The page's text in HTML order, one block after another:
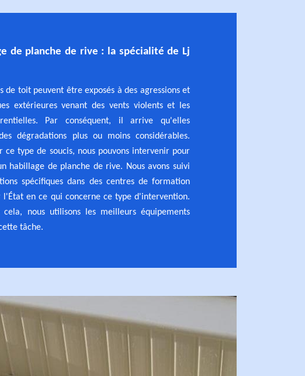
de planche de rive : la spécialité de Lj
de toit peuvent être exposés à des agressions et
extérieures venant des vents violents et les
Par conséquent, il arrive qu'elles
dégradations plus ou moins considérables.
ce type de soucis, nous pouvons intervenir pour
habillage de planche de rive. Nous avons suivi
spécifiques dans des centres de formation
l'État en ce qui concerne ce type d'intervention.
nous utilisons les meilleurs équipements
tâche.